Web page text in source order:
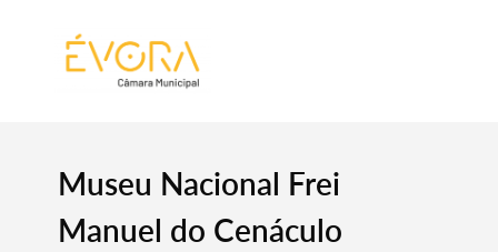
Museu Nacional Frei
Manuel do Cenáculo